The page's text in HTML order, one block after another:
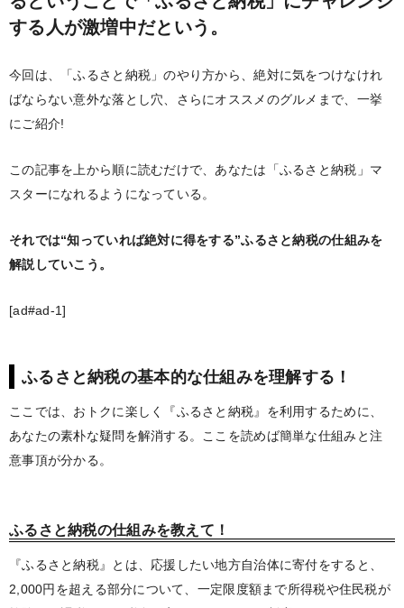
する人が激増中だという。
今回は、「ふるさと納税」のやり方から、絶対に気をつけなけれ
ばならない意外な落とし穴、さらにオススメのグルメまで、一挙
にご紹介!
この記事を上から順に読むだけで、あなたは「ふるさと納税」マ
スターになれるようになっている。
それでは“知っていれば絶対に得をする”ふるさと納税の仕組みを
解説していこう。
[ad#ad-1]
ふるさと納税の基本的な仕組みを理解する！
ここでは、おトクに楽しく『ふるさと納税』を利用するために、
あなたの素朴な疑問を解消する。ここを読めば簡単な仕組みと注
意事頂が分かる。
ふるさと納税の仕組みを教えて！
『ふるさと納税』とは、応援したい地方自治体に寄付をすると、
2,000円を超える部分について、一定限度額まで所得税や住民税が